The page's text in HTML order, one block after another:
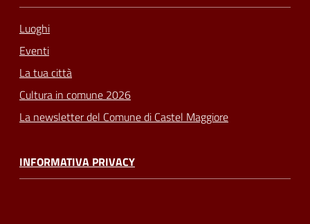
Luoghi
Eventi
La tua città
Cultura in comune 2026
La newsletter del Comune di Castel Maggiore
INFORMATIVA PRIVACY